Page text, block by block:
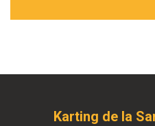
Karting de la